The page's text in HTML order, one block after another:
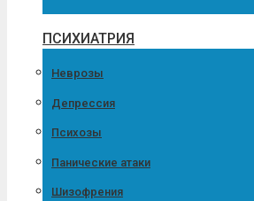
ПСИХИАТРИЯ
Неврозы
Депрессия
Психозы
Панические атаки
Шизофрения